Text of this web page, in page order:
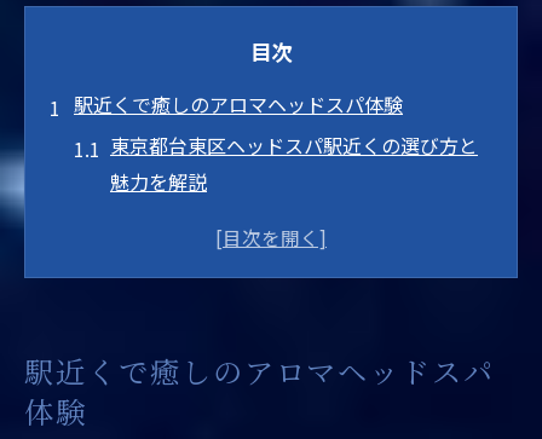
目次
駅近くで癒しのアロマヘッドスパ体験
東京都台東区ヘッドスパ駅近くの選び方と
魅力を解説
アロマ香る駅近サロンで癒しの時間を満喫
駅近くの人気アロマヘッドスパでリラック
駅近くで癒しのアロマヘッドスパ
体験